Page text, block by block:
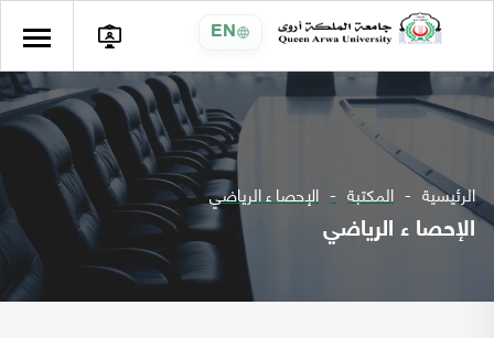
EN
الرئيسية المكتبة الإحصا ء الرياضي
الإحصا ء الرياضي